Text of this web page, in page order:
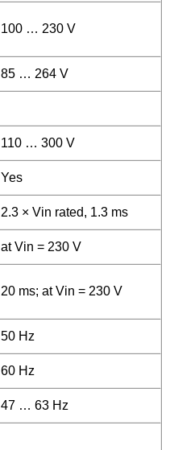
100 … 230 V
85 … 264 V
110 … 300 V
Yes
2.3 × Vin rated, 1.3 ms
at Vin = 230 V
20 ms; at Vin = 230 V
50 Hz
60 Hz
47 … 63 Hz